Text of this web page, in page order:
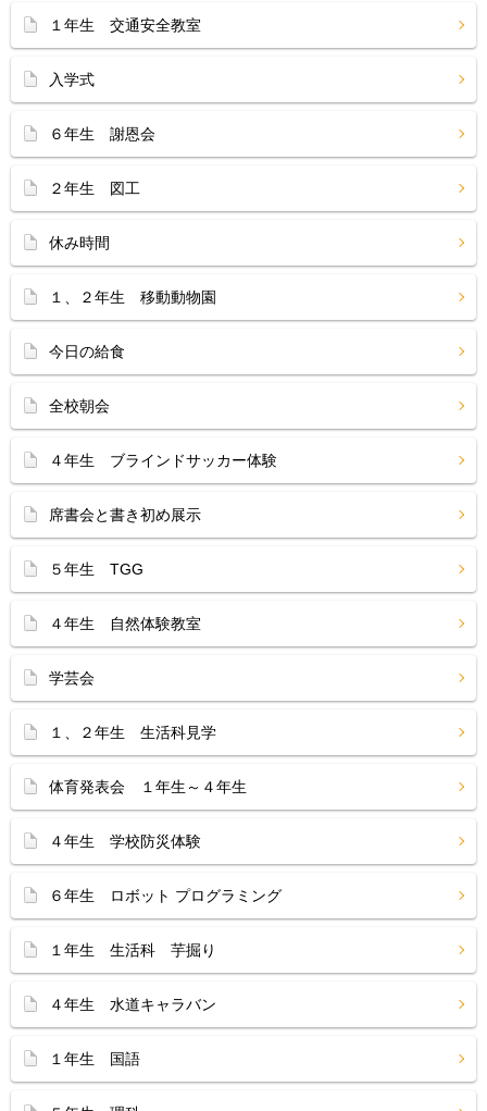
１年生 交通安全教室
入学式
６年生 謝恩会
２年生 図工
休み時間
１、２年生 移動動物園
今日の給食
全校朝会
４年生 ブラインドサッカー体験
席書会と書き初め展示
５年生 TGG
４年生 自然体験教室
学芸会
１、２年生 生活科見学
体育発表会 １年生～４年生
４年生 学校防災体験
６年生 ロボット プログラミング
１年生 生活科 芋掘り
４年生 水道キャラバン
１年生 国語